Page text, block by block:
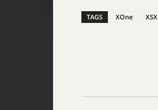
TAGS XOne XSX